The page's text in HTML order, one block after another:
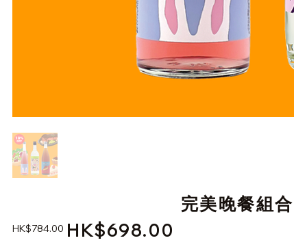
完美晚餐組合
原
HK$784.00
促HK$698.00